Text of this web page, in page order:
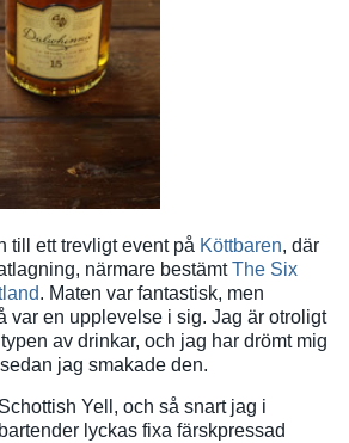
till ett trevligt event på Köttbaren, där
närmare bestämtThe Six
. Maten var fantastisk, men
var en upplevelse i sig. Jag är otroligt
av drinkar, och jag har drömt mig
jag smakade den.
Yell, och så snart jag i
lyckas fixa färskpressad